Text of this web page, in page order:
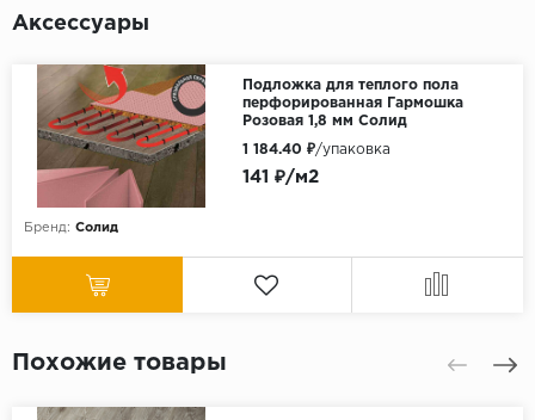
Аксессуары
Подложка для теплого пола
перфорированная Гармошка
Розовая 1,8 мм Солид
Бренд: Солид
141 ₽/м2
1 184.40 ₽/упаковка
Похожие товары